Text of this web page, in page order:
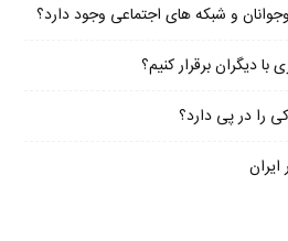
و شبکه های اجتماعی وجود دارد؟
با دیگران برقرار کنیم؟
را در پی دارد؟